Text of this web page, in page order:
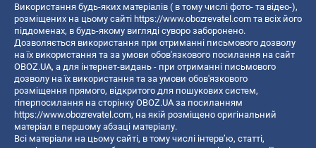
Використання будь-яких матеріалів ( в тому числі фото- та відео-),
розміщених на цьому сайті https://www.obozrevatel.com та всіх його
піддоменах, в будь-якому вигляді суворо заборонено.
Дозволяється використання при отриманні письмового дозволу
на їх використання та за умови обов'язкового посилання на сайт
OBOZ.UA, а для інтернет-видань - при отриманні письмового
дозволу на їх використання та за умови обов'язкового
розміщення прямого, відкритого для пошукових систем,
гіперпосилання на сторінку OBOZ.UA за посиланням
https://www.obozrevatel.com, на якій розміщено оригінальний
матеріал в першому абзаці матеріалу.
Всі матеріали на цьому сайті, в тому числі інтерв’ю, статті,